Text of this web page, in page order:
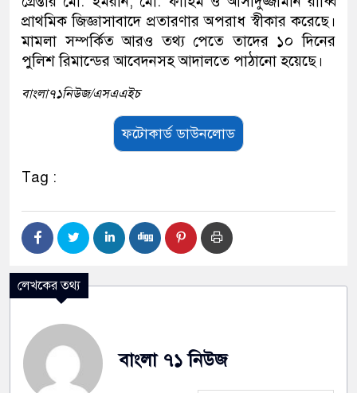
প্রাথমিক জিজ্ঞাসাবাদে প্রতারণার অপরাধ স্বীকার করেছে।
মামলা সম্পর্কিত আরও তথ্য পেতে তাদের ১০ দিনের
পুলিশ রিমান্ডের আবেদনসহ আদালতে পাঠানো হয়েছে।
বাংলা৭১নিউজ/এসএএইচ
ফটোকার্ড ডাউনলোড
Tag :
লেখকের তথ্য
বাংলা ৭১ নিউজ